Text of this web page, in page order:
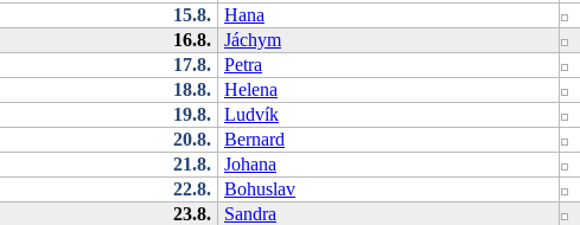
15.8. Hana
16.8. Jáchym
17.8. Petra
18.8. Helena
19.8. Ludvík
20.8. Bernard
21.8. Johana
22.8. Bohuslav
23.8. Sandra